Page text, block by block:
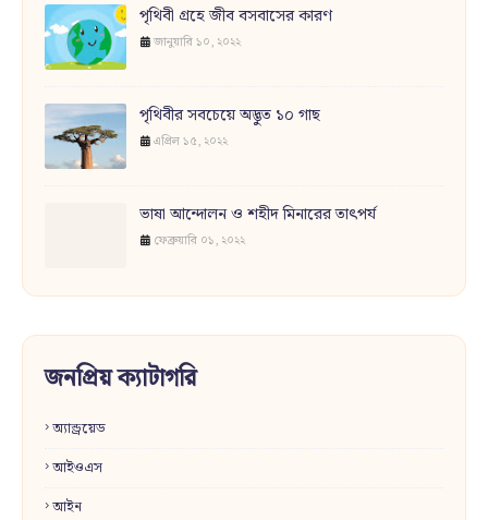
পৃথিবী গ্রহে জীব বসবাসের কারণ
জানুয়ারি ১০, ২০২২
পৃথিবীর সবচেয়ে অদ্ভুত ১০ গাছ
এপ্রিল ১৫, ২০২২
ভাষা আন্দোলন ও শহীদ মিনারের তাৎপর্য
ফেব্রুয়ারি ০১, ২০২২
জনপ্রিয় ক্যাটাগরি
অ্যান্ড্রয়েড
আইওএস
আইন